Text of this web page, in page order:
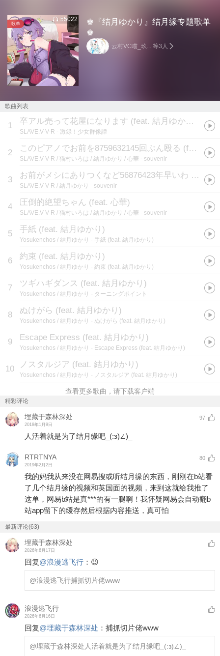
歌单
55022
♚『结月ゆかり』结月缘专题歌单
♚
云村VC喵_玖... 等3人
歌曲列表
1 卒アル売って花屋になります (feat. 結月ゆかり&猫村いろは&SF-A2 開発コード miki)
SLAVE.V-V-R - 激録！少女群像譚
2 このピアノでお前を8759632145回ぶん殴る (feat. 猫村いろは)
SLAVE.V-V-R / 猫村いろは / 結月ゆかり / 心華 - souvenir
3 お前がメシにありつくなど56876423年早いわ (feat. 結月ゆかり)
SLAVE.V-V-R / 結月ゆかり - souvenir
4 圧倒的絶望ちゃん (feat. 心華)
SLAVE.V-V-R / 猫村いろは / 結月ゆかり / 心華 - souvenir
5 手紙 (feat. 結月ゆかり)
Yosukenchos / 結月ゆかり - 手紙 (feat. 結月ゆかり)
6 約束 (feat. 結月ゆかり)
Yosukenchos / 結月ゆかり - 約束 (feat. 結月ゆかり)
7 ツギハギダンス (feat. 結月ゆかり)
Yosukenchos / 結月ゆかり - ターニングポイント
8 ぬけがら (feat. 結月ゆかり)
Yosukenchos / 結月ゆかり - ぬけがら (feat. 結月ゆかり)
9 Escape Express (feat. 結月ゆかり)
Yosukenchos / 結月ゆかり - Escape Express (feat. 結月ゆかり)
10 ノスタルジア (feat. 結月ゆかり)
Yosukenchos / 結月ゆかり - ノスタルジア (feat. 結月ゆかり)
查看更多歌曲，请下载客户端
精彩评论
埋藏于森林深处
2018年1月9日
97
人活着就是为了结月缘吧_(:з)∠)_
RTRTNYA
2019年2月2日
80
我的妈我从来没在网易搜或听结月缘的东西，刚刚在b站看
了几个结月缘的视频和英国面的视频，来到这就给我推了
这单，网易b站是真***的有一腿啊！我怀疑网易会自动翻b
站app留下的缓存然后根据内容推送，真可怕
最新评论(63)
埋藏于森林深处
2026年6月17日
回复@浪漫逃飞行 ： 😉
@浪漫逃飞行捕抓切片佬www
浪漫逃飞行
2026年6月16日
回复@埋藏于森林深处 ： 捕抓切片佬www
@埋藏于森林深处 人活着就是为了结月缘吧_(:з)∠)_